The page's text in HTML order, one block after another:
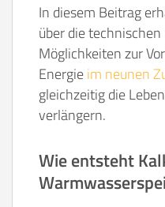
In diesem Beitrag
über die
Möglichkeiten zur
Energieim neunen
gleichzeitig die
verlängern.
Wie entsteht